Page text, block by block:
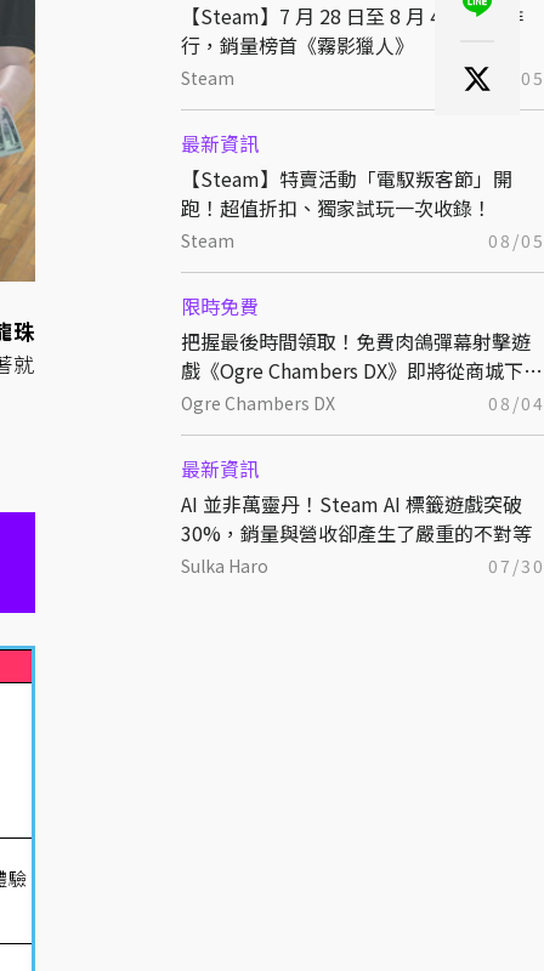
【Steam】7 月 28 日至 8 月 4 日銷售排
行，銷量榜首《霧影獵人》
Steam 08/05
最新資訊
【Steam】特賣活動「電馭叛客節」開
跑！超值折扣、獨家試玩一次收錄！
Steam 08/05
限時免費
把握最後時間領取！免費肉鴿彈幕射擊遊
戲《Ogre Chambers DX》即將從商城下
架！
Ogre Chambers DX 08/04
最新資訊
AI 並非萬靈丹！Steam AI 標籤遊戲突破
30%，銷量與營收卻產生了嚴重的不對等
Sulka Haro 07/30
珠
就
驗